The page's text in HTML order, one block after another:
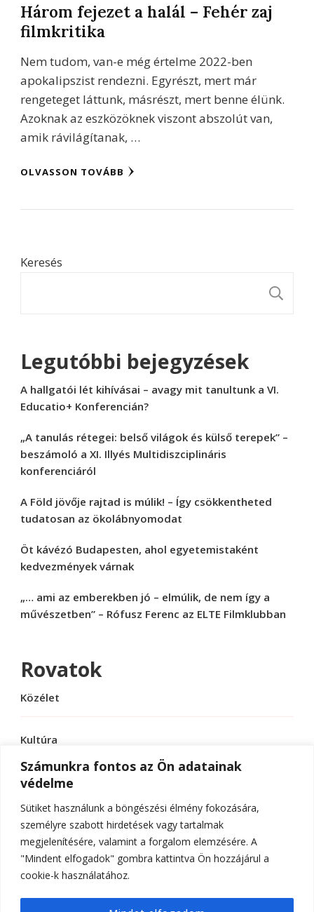
Számunkra fontos az Ön adatainak
védelme
Sütiket használunk a böngészési élmény fokozására,
személyre szabott hirdetések vagy tartalmak
megjelenítésére, valamint a forgalom elemzésére. A
"Mindent elfogadok" gombra kattintva Ön hozzájárul a
cookie-k használatához.
Három fejezet a halál – Fehér zaj
filmkritika
Nem tudom, van-e még értelme 2022-ben
apokalipszist rendezni. Egyrészt, mert már
rengeteget láttunk, másrészt, mert benne élünk.
Azoknak az eszközöknek viszont abszolút van,
amik rávilágítanak, …
OLVASSON TOVÁBB
Keresés
Legutóbbi bejegyzések
A hallgatói lét kihívásai – avagy mit tanultunk a VI.
Educatio+ Konferencián?
„A tanulás rétegei: belső világok és külső terepek” –
beszámoló a XI. Illyés Multidiszciplináris
konferenciáról
A Föld jövője rajtad is múlik! – Így csökkentheted
tudatosan az ökolábnyomodat
Öt kávézó Budapesten, ahol egyetemistaként
kedvezmények várnak
„… ami az emberekben jó – elmúlik, de nem így a
művészetben” – Rófusz Ferenc az ELTE Filmklubban
Rovatok
Közélet
Kultúra
Sport
Tudomány
© Szerzői jog 2026ELTE Online